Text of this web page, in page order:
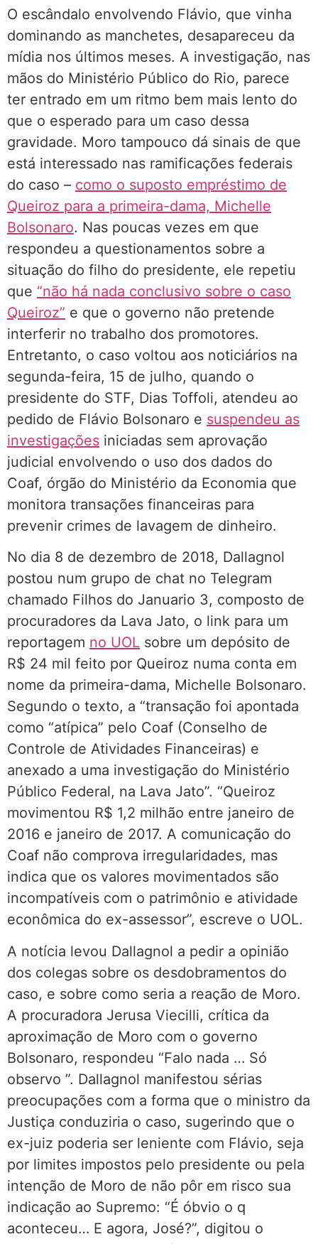
O escândalo envolvendo Flávio, que vinha
dominando as manchetes, desapareceu da
mídia nos últimos meses. A investigação, nas
mãos do Ministério Público do Rio, parece
ter entrado em um ritmo bem mais lento do
que o esperado para um caso dessa
gravidade. Moro tampouco dá sinais de que
está interessado nas ramificações federais
do caso – como o suposto empréstimo de
Queiroz para a primeira-dama, Michelle
Bolsonaro. Nas poucas vezes em que
respondeu a questionamentos sobre a
situação do filho do presidente, ele repetiu
que “não há nada conclusivo sobre o caso
Queiroz” e que o governo não pretende
interferir no trabalho dos promotores.
Entretanto, o caso voltou aos noticiários na
segunda-feira, 15 de julho, quando o
presidente do STF, Dias Toffoli, atendeu ao
pedido de Flávio Bolsonaro e suspendeu as
investigações iniciadas sem aprovação
judicial envolvendo o uso dos dados do
Coaf, órgão do Ministério da Economia que
monitora transações financeiras para
prevenir crimes de lavagem de dinheiro.
No dia 8 de dezembro de 2018, Dallagnol
postou num grupo de chat no Telegram
chamado Filhos do Januario 3, composto de
procuradores da Lava Jato, o link para um
reportagem no UOL sobre um depósito de
R$ 24 mil feito por Queiroz numa conta em
nome da primeira-dama, Michelle Bolsonaro.
Segundo o texto, a “transação foi apontada
como “atípica” pelo Coaf (Conselho de
Controle de Atividades Financeiras) e
anexado a uma investigação do Ministério
Público Federal, na Lava Jato”. “Queiroz
movimentou R$ 1,2 milhão entre janeiro de
2016 e janeiro de 2017. A comunicação do
Coaf não comprova irregularidades, mas
indica que os valores movimentados são
incompatíveis com o patrimônio e atividade
econômica do ex-assessor”, escreve o UOL.
A notícia levou Dallagnol a pedir a opinião
dos colegas sobre os desdobramentos do
caso, e sobre como seria a reação de Moro.
A procuradora Jerusa Viecilli, crítica da
aproximação de Moro com o governo
Bolsonaro, respondeu “Falo nada … Só
observo ”. Dallagnol manifestou sérias
preocupações com a forma que o ministro da
Justiça conduziria o caso, sugerindo que o
ex-juiz poderia ser leniente com Flávio, seja
por limites impostos pelo presidente ou pela
intenção de Moro de não pôr em risco sua
indicação ao Supremo: “É óbvio o q
aconteceu… E agora, José?”, digitou o